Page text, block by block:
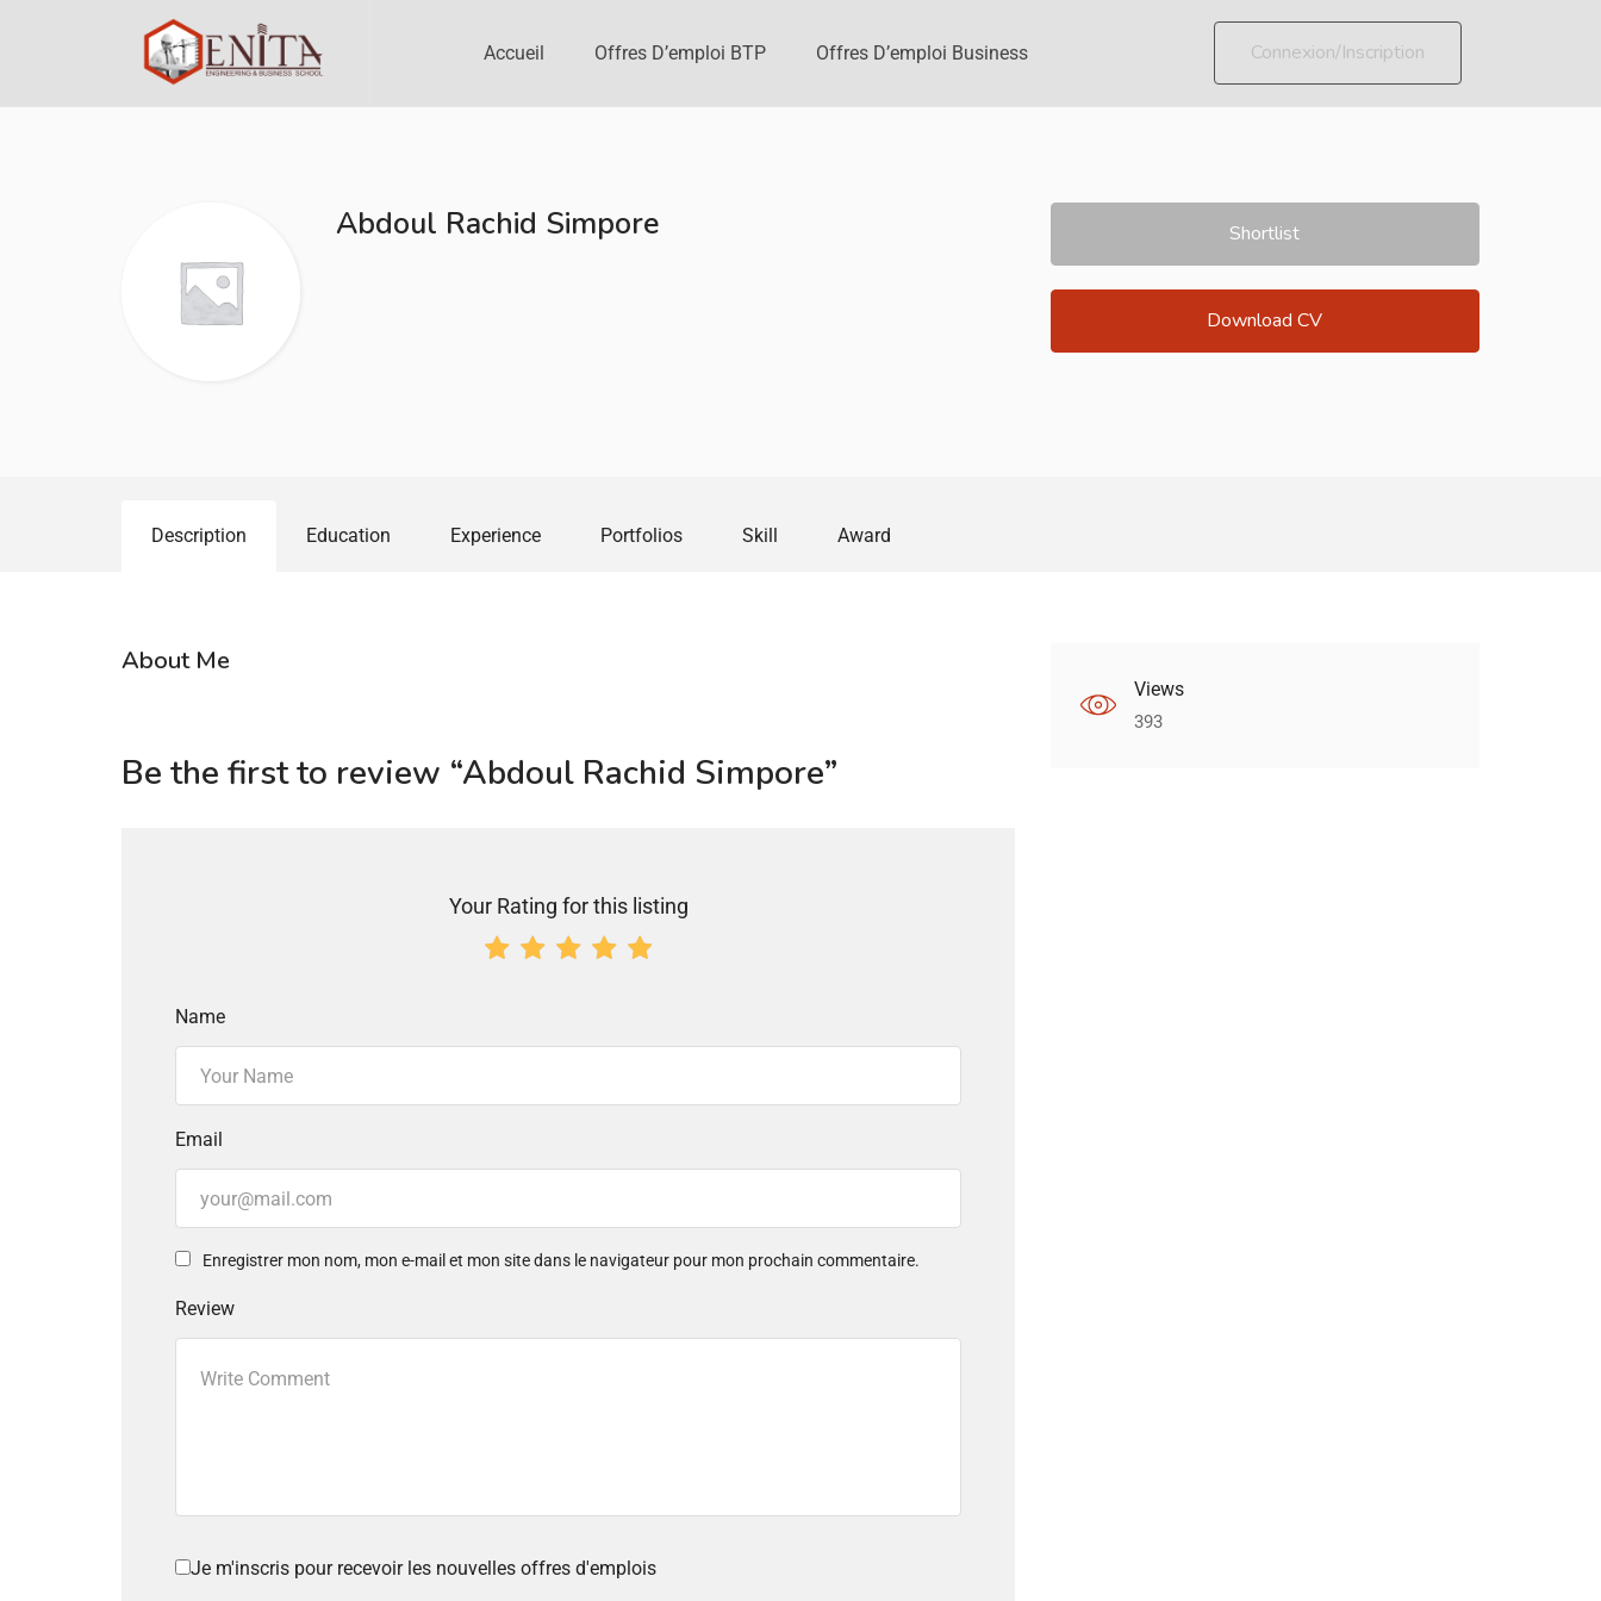
Accueil Offres D’emploi BTP Offres D’emploi Business Connexion/Inscription
Abdoul Rachid Simpore Shortlist
Download CV
Description Education Experience Portfolios Skill Award
About Me
Be the first to review “Abdoul Rachid Simpore”
Your Rating for this listing
Name
Email
Enregistrer mon nom, mon e-mail et mon site dans le navigateur pour mon prochain commentaire.
Review
Je m'inscris pour recevoir les nouvelles offres d'emplois
Views
393